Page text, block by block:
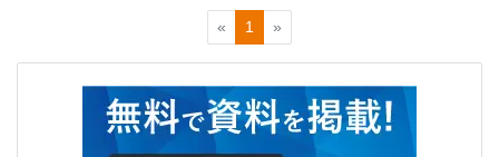
« 1 »